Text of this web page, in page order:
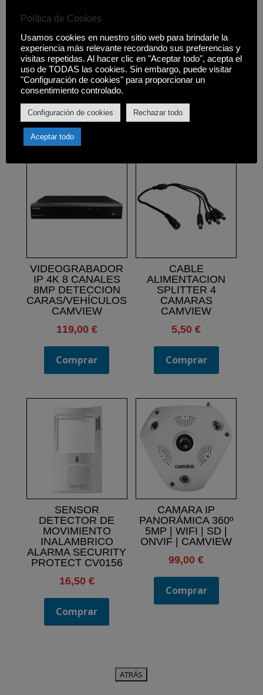
aplicación móvil • Botón Reset
incorporado • Dimensiones / Peso:
190X130X235mm / 1.4Kg • Incluye
transformador • SOFTWARE AL
COMPLETO: http://www.ipcam.xin
Productos relacionados
VIDEOGRABADOR
IP 4K 8 CANALES
8MP DETECCION
CARAS/VEHÍCULOS
CAMVIEW
119,00 €
Comprar
CABLE
ALIMENTACION
SPLITTER 4
CAMARAS
CAMVIEW
5,50€
Comprar
SENSOR
DETECTOR DE
MOVIMIENTO
INALAMBRICO
ALARMA SECURITY
PROTECT CV0156
16,50 €
Comprar
CAMARA IP
PANORÁMICA 360º
5MP | WIFI | SD |
ONVIF | CAMVIEW
99,00€
Comprar
Política de Cookies
Usamos cookies en nuestro sitio web para brindarle la
experiencia más relevante recordando sus preferencias y
visitas repetidas. Al hacer clic en "Aceptar todo", acepta el
uso de TODAS las cookies. Sin embargo, puede visitar
"Configuración de cookies" para proporcionar un
consentimiento controlado.
Configuración de cookies Rechazar todo
Aceptar todo